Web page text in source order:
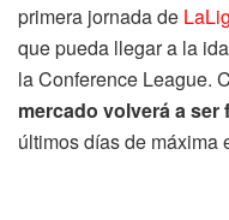
primera jornada de
que pueda llegar a la
la Conference League.
mercado volverá a ser
últimos días de máxima